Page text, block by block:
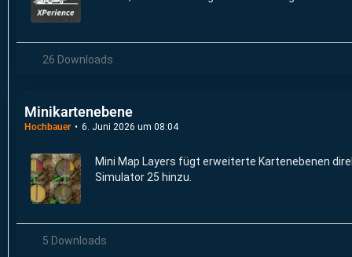
26 Downloads
Minikartenebene
Hochbauer 6. Juni 2026 um 08:04
Mini Map Layers fügt erweiterte Kartenebenen
Simulator 25 hinzu.
5 Downloads